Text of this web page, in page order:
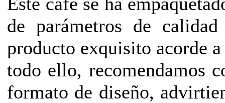
de parámetros de
producto exquisito acorde
todo ello, recomendamos
formato de diseño,